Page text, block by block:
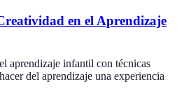
en el Aprendizaje
aprendizaje infantil con técnicas
del aprendizaje una experiencia